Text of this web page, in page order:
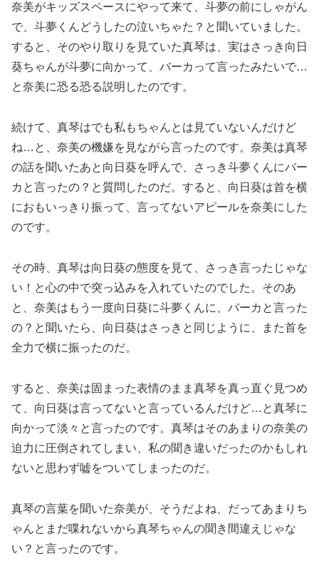
奈美がキッズスペースにやって来て、斗夢の前にしゃがん
で、斗夢くんどうしたの泣いちゃた？と聞いていました。
すると、そのやり取りを見ていた真琴は、実はさっき向日
葵ちゃんが斗夢に向かって、バーカって言ったみたいで…
と奈美に恐る恐る説明したのです。
続けて、真琴はでも私もちゃんとは見ていないんだけど
ね…と、奈美の機嫌を見ながら言ったのです。奈美は真琴
の話を聞いたあと向日葵を呼んで、さっき斗夢くんにバー
カと言ったの？と質問したのだ。すると、向日葵は首を横
におもいっきり振って、言ってないアピールを奈美にした
のです。
その時、真琴は向日葵の態度を見て、さっき言ったじゃな
い！と心の中で突っ込みを入れていたのでした。そのあ
と、奈美はもう一度向日葵に斗夢くんに、バーカと言った
の？と聞いたら、向日葵はさっきと同じように、また首を
全力で横に振ったのだ。
すると、奈美は固まった表情のまま真琴を真っ直ぐ見つめ
て、向日葵は言ってないと言っているんだけど…と真琴に
向かって淡々と言ったのです。真琴はそのあまりの奈美の
迫力に圧倒されてしまい、私の聞き違いだったのかもしれ
ないと思わず嘘をついてしまったのだ。
真琴の言葉を聞いた奈美が、そうだよね、だってあまりち
ゃんとまだ喋れないから真琴ちゃんの聞き間違えじゃな
い？と言ったのです。